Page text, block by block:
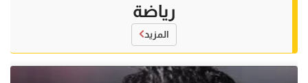
رياضة
المزيد